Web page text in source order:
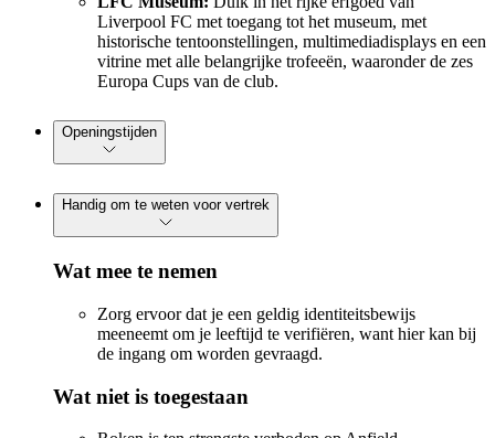
Liverpool FC met toegang tot het museum, met
historische tentoonstellingen, multimediadisplays en een
vitrine met alle belangrijke trofeeën, waaronder de zes
Europa Cups van de club.
Openingstijden
Handig om te weten voor vertrek
Wat mee te nemen
Zorg ervoor dat je een geldig identiteitsbewijs
meeneemt om je leeftijd te verifiëren, want hier kan bij
de ingang om worden gevraagd.
Wat niet is toegestaan